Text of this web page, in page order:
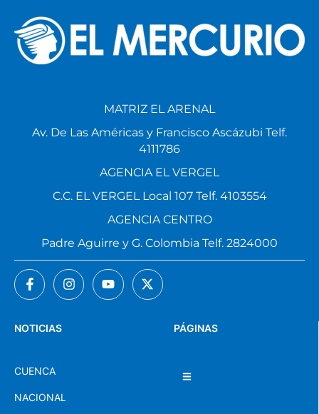
PÁGINAS
NOTICIAS
CUENCA
NACIONAL
MATRIZ EL ARENAL
Av. De Las Américas y Francisco Ascázubi Telf.
4111786
AGENCIA EL VERGEL
C.C. EL VERGEL Local 107 Telf. 4103554
AGENCIA CENTRO
Padre Aguirre y G. Colombia Telf. 2824000